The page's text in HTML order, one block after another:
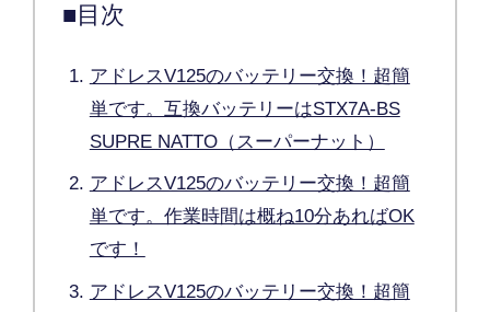
■目次
アドレスV125のバッテリー交換！超簡
単です。互換バッテリーはSTX7A-BS
SUPRE NATTO（スーパーナット）
アドレスV125のバッテリー交換！超簡
単です。作業時間は概ね10分あればOK
です！
アドレスV125のバッテリー交換！超簡